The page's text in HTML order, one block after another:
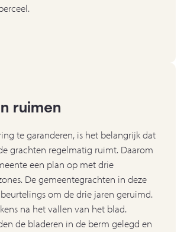
ruimen
te garanderen, is het belangrijk dat
grachten regelmatig ruimt. Daarom
een plan op met drie
De gemeentegrachten in deze
om de drie jaren geruimd.
na het vallen van het blad.
de bladeren in de berm gelegd en